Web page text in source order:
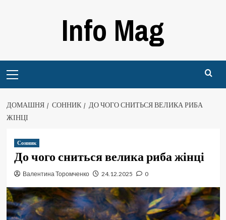
Info Mag
Menu
ДОМАШНЯ СОННИК
ДО ЧОГО СНИТЬСЯ ВЕЛИКА РИБА
ЖІНЦІ
Сонник
До чого сниться велика риба жінці
Валентина Торомченко 24.12.2025 0